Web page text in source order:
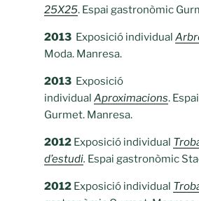
25X25. Espai gastronòmic
2013 Exposició individual
Moda. Manresa.
2013Exposició
individual Aproximacions.
Gurmet. Manresa.
2012Exposició individual
d’estudi. Espai gastronòmic
2012Exposició individual